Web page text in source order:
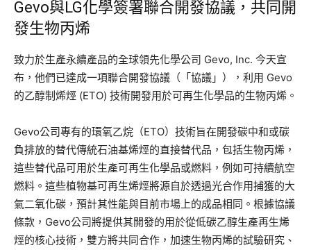
Gevo與LG化學簽署聯合開發協議，共同開
發生物丙烯
致力於生產永續產品的全球領先化學公司 Gevo, Inc. 今天宣
布，他們已達成一項聯合開發協議（「協議」），利用 Gevo
的乙醇制烯烴 (ETO) 技術開發用於可再生化學品的生物丙烯。
Gevo公司專有的環氧乙烷（ETO）技術旨在開發碳中和或碳
負排放的替代傳統石油基烯烴的直接替代品，包括生物丙烯，
這些替代品可用於生產可再生化學品或燃料，例如可持續航空
燃料。這些植物基可再生烯烴將源自於透過光合作用捕獲的大
氣二氧化碳，預計其性能與目前市場上的成品相同。根據協議
條款，Gevo公司將提供其開發的用於從低碳乙醇生產再生烯
烴的核心技術，雙方將共同合作，加速生物丙烯的試驗研究、